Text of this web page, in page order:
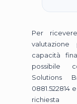
Per
capacità
possibile
Solutions
0881.522814